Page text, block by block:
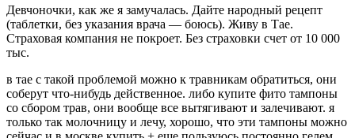
Девчоночки, как же я замучалась. Дайте народный рецепт
(таблетки, без указания врача — боюсь). Живу в Тае.
Страховая компания не покроет. Без страховки счет от 10 000
тыс.
в тае с такой проблемой можно к травникам обратиться, они
соберут что-нибудь действенное. либо купите фито тампоны
со сбором трав, они вообще все вытягивают и залечивают. я
только так молочницу и лечу, хорошо, что эти тампоны можно